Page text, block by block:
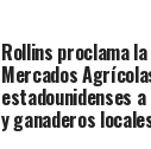
Rollins proclama
Mercados
estadounidenses
y ganaderos